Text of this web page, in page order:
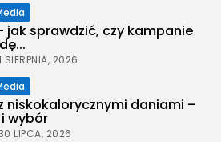
jak sprawdzić, czy kampanie
SIERPNIA, 2026
niskokalorycznymi daniami –
wybór
LIPCA, 2026